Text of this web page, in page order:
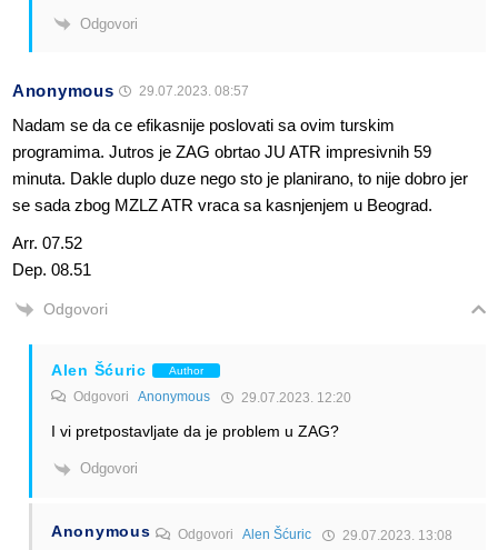
Odgovori
Anonymous 29.07.2023. 08:57
Nadam se da ce efikasnije poslovati sa ovim turskim
programima. Jutros je ZAG obrtao JU ATR impresivnih 59
minuta. Dakle duplo duze nego sto je planirano, to nije dobro jer
se sada zbog MZLZ ATR vraca sa kasnjenjem u Beograd.
Arr. 07.52
Dep. 08.51
Odgovori
Alen Šćuric Author
Odgovori Anonymous 29.07.2023. 12:20
I vi pretpostavljate da je problem u ZAG?
Odgovori
Anonymous OdgovoriAlen Šćuric 29.07.2023. 13:08